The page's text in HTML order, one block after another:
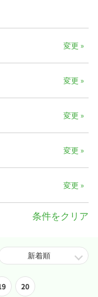
ルバイト
き方があり、訪問リ
デイケア・デイサー
条件のお仕事を多数
制」「交通費支給」な
の雰囲気など求人票
アパートナーがお調
変更 »
変更 »
変更 »
変更 »
変更 »
条件をクリア
20